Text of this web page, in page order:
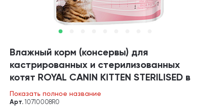
Влажный корм (консервы) для
кастрированных и стерилизованных
котят ROYAL CANIN KITTEN STERILISED в
соусе пауч (85 гр)
Показать полное название
Арт. 10710008R0